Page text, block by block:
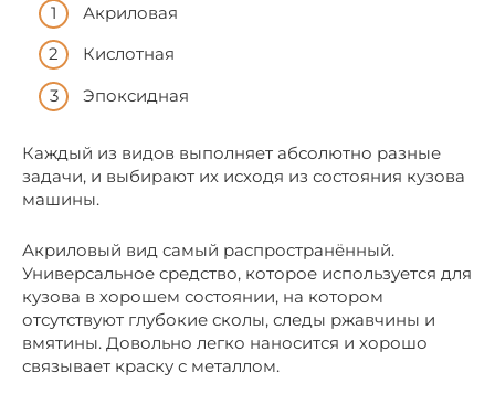
Акриловая
Кислотная
Эпоксидная
Каждый из видов выполняет абсолютно разные
задачи, и выбирают их исходя из состояния кузова
машины.
Акриловый вид самый распространённый.
Универсальное средство, которое используется для
кузова в хорошем состоянии, на котором
отсутствуют глубокие сколы, следы ржавчины и
вмятины. Довольно легко наносится и хорошо
связывает краску с металлом.